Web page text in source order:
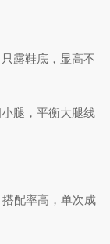
露鞋底，显高不
腿，平衡大腿线
配率高，单次成